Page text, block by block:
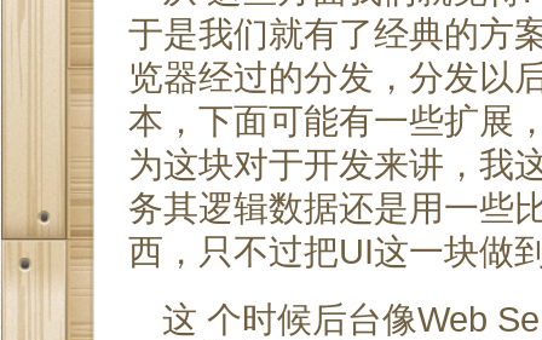
于是我们就有了经典的方
览器经过的分发，分发以
本，下面可能有一些扩展
为这块对于开发来讲，我
务其逻辑数据还是用一些
西，只不过把UI这一块做
这 个时候后台像Web